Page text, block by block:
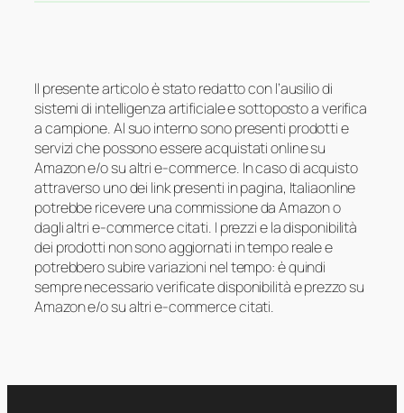
Il presente articolo è stato redatto con l’ausilio di
sistemi di intelligenza artificiale e sottoposto a verifica
a campione. Al suo interno sono presenti prodotti e
servizi che possono essere acquistati online su
Amazon e/o su altri e-commerce. In caso di acquisto
attraverso uno dei link presenti in pagina, Italiaonline
potrebbe ricevere una commissione da Amazon o
dagli altri e-commerce citati. I prezzi e la disponibilità
dei prodotti non sono aggiornati in tempo reale e
potrebbero subire variazioni nel tempo: è quindi
sempre necessario verificate disponibilità e prezzo su
Amazon e/o su altri e-commerce citati.